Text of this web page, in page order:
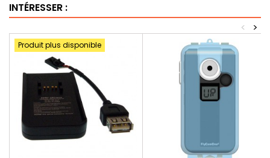
INTÉRESSER :
>
<
Produit plus disponible